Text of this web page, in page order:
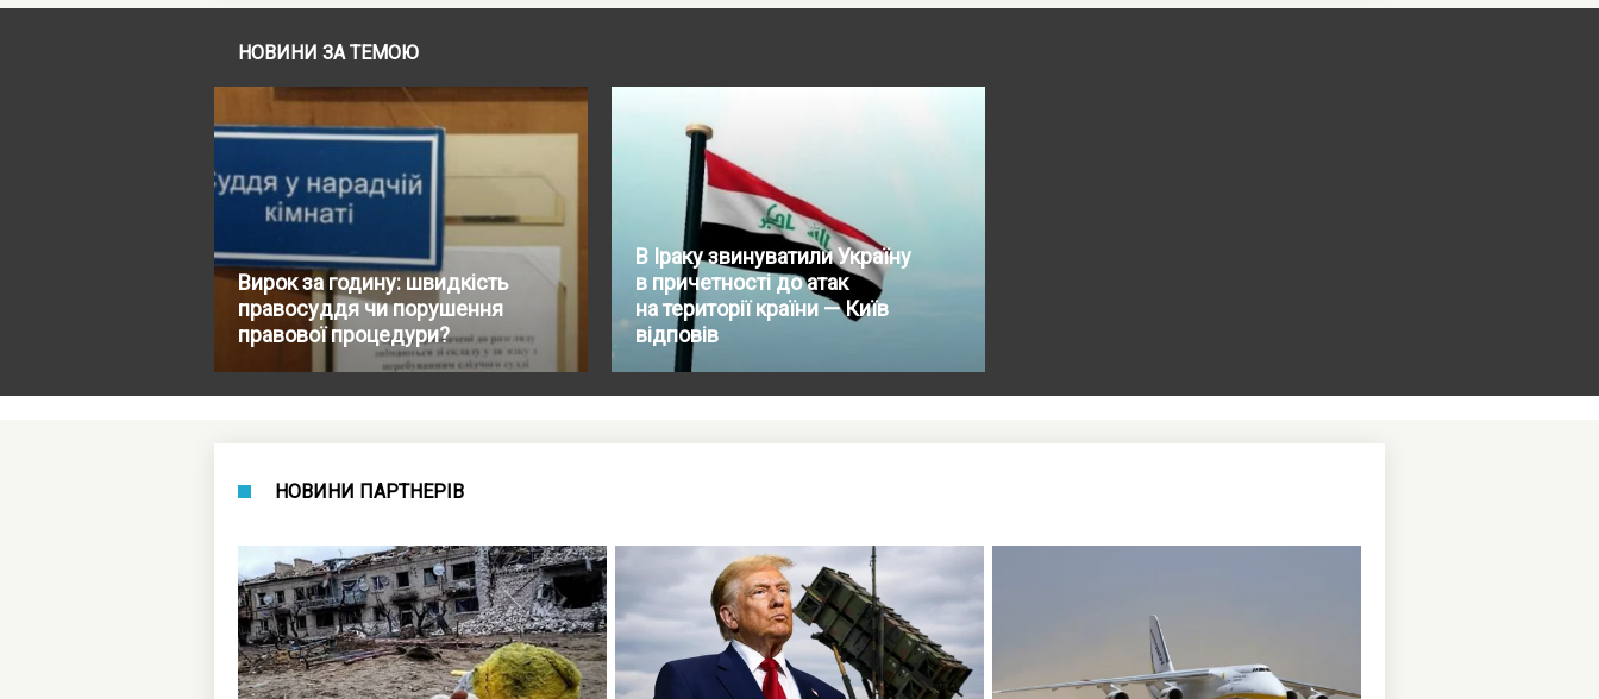
НОВИНИ ЗА ТЕМОЮ
Вирок за годину: швидкість
правосуддя чи порушення
правової процедури?
В Іраку звинуватили Україну
в причетності до атак
на території країни — Київ
відповів
НОВИНИ ПАРТНЕРІВ